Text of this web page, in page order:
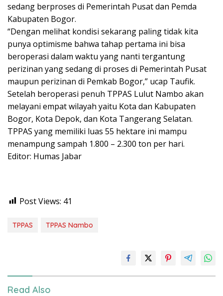
sedang berproses di Pemerintah Pusat dan Pemda
Kabupaten Bogor.
“Dengan melihat kondisi sekarang paling tidak kita
punya optimisme bahwa tahap pertama ini bisa
beroperasi dalam waktu yang nanti tergantung
perizinan yang sedang di proses di Pemerintah Pusat
maupun perizinan di Pemkab Bogor,” ucap Taufik.
Setelah beroperasi penuh TPPAS Lulut Nambo akan
melayani empat wilayah yaitu Kota dan Kabupaten
Bogor, Kota Depok, dan Kota Tangerang Selatan.
TPPAS yang memiliki luas 55 hektare ini mampu
menampung sampah 1.800 – 2.300 ton per hari.
Editor: Humas Jabar
Post Views: 41
TPPAS TPPAS Nambo
Read Also